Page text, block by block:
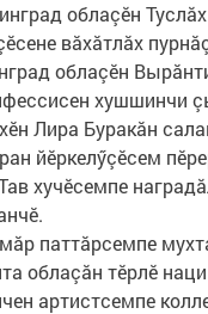
облаçӗн Туслăх
вăхăтлăх
облаçӗн
хушшинчи
Лира Буракăн
йӗркелӳçӗсем
хучӗсемпе
паттăрсемпе
облаçăн тӗрлӗ наци
артистсемпе